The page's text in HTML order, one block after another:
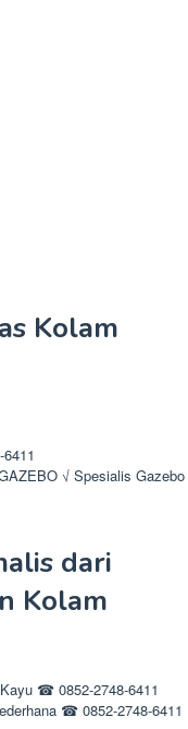
Kolam
√ Spesialis Gazebo
dari
Kolam
☎ 0852-2748-6411